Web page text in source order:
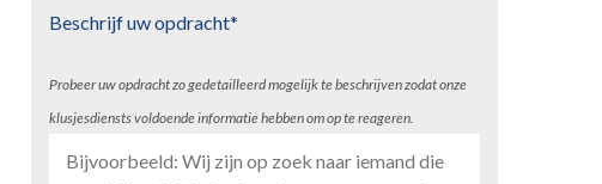
Beschrijf uw opdracht*
Probeer uw opdracht zo gedetailleerd mogelijk te beschrijven zodat onze
klusjesdiensts voldoende informatie hebben om op te reageren.